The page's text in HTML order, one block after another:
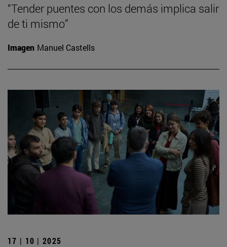
“Tender puentes con los demás implica salir
de ti mismo”
Imagen Manuel Castells
17 | 10 | 2025